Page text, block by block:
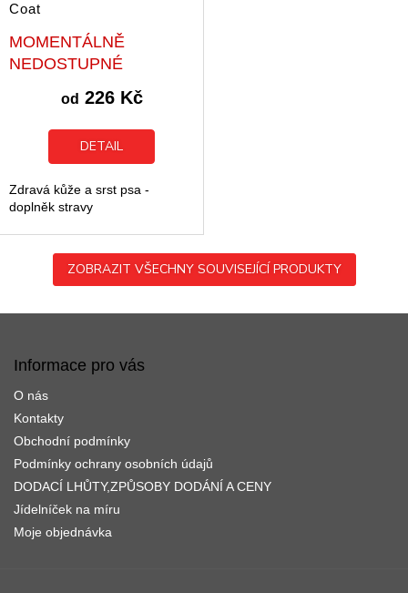
Coat
Průměrné
hodnocení
produktu
5,0
hvězdiček.
MOMENTÁLNĚ
NEDOSTUPNÉ
od 226 Kč
DETAIL
Zdravá kůže a srst psa -
doplněk stravy
ZOBRAZIT VŠECHNY SOUVISEJÍCÍ PRODUKTY
Informace pro vás
O nás
Kontakty
Obchodní podmínky
Podmínky ochrany osobních údajů
DODACÍ LHŮTY,ZPŮSOBY DODÁNÍ A CENY
Jídelníček na míru
Moje objednávka